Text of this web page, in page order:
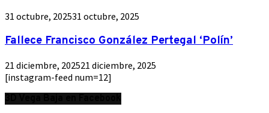
31 octubre, 202531 octubre, 2025
Fallece Francisco González Pertegal ‘Polín’
21 diciembre, 202521 diciembre, 2025
[instagram-feed num=12]